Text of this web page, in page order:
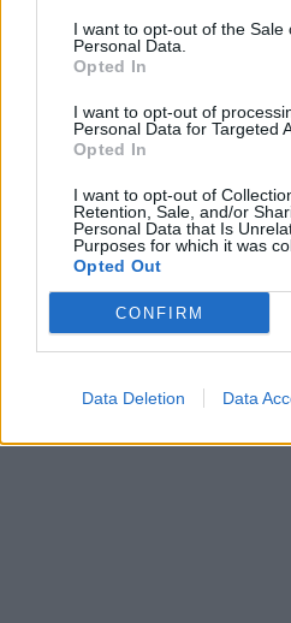
I want to opt-out of the Sale
Personal Data.
Opted In
I want to opt-out of
Personal Data for Targeted
Opted In
I want to opt-out of
Retention, Sale, and/or
Personal Data that Is
Purposes for which it was
Opted Out
CONFIRM
Data Deletion Data
Pasaulis
Rekordiškai nusekęs
Dunojus atidengė II
pasaulinio karo laikų
radinius(1)